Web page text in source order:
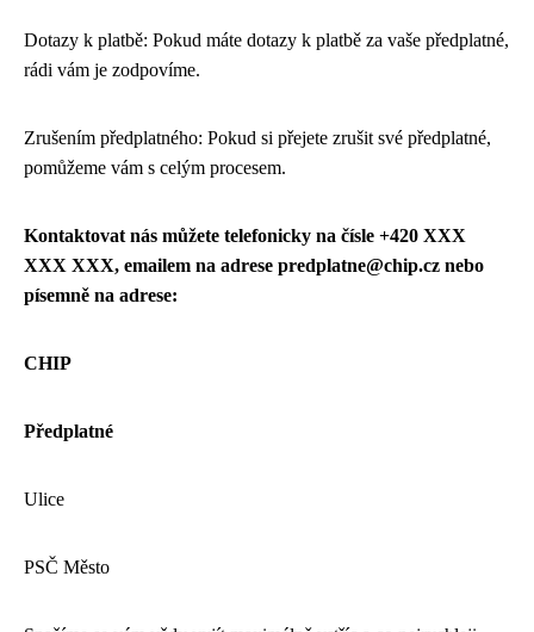
Dotazy k platbě: Pokud máte dotazy k platbě za vaše předplatné,
rádi vám je zodpovíme.
Zrušením předplatného: Pokud si přejete zrušit své předplatné,
pomůžeme vám s celým procesem.
Kontaktovat nás můžete telefonicky na čísle +420 XXX
XXX XXX, emailem na adrese predplatne@chip.cz nebo
písemně na adrese:
CHIP
Předplatné
Ulice
PSČ Město